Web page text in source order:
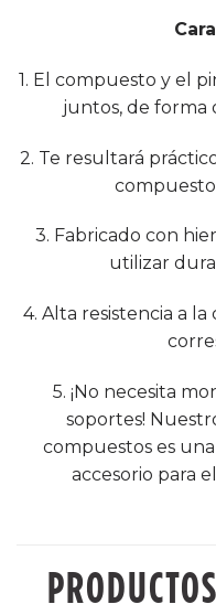
1. El compuesto y el
juntos, de forma
2. Te resultará
3. Fabricado con
utilizar
4. Alta resistencia a
5. ¡No necesita
soportes!
compuestos es
accesorio para